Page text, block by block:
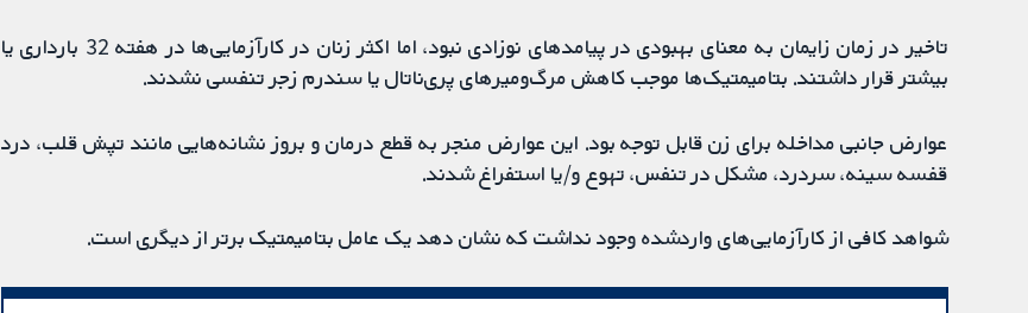
تاخیر در زمان زایمان به معنای بهبودی در پیامدهای نوزادی نبود، اما اکثر زنان در کارآزمایی‌ها در هفته 32 بارداری یا
بیشتر قرار داشتند. بتامیمتیک‌ها موجب کاهش مرگ‌ومیرهای پری‌ناتال یا سندرم زجر تنفسی نشدند.
عوارض جانبی مداخله برای زن قابل توجه بود. این عوارض منجر به قطع درمان و بروز نشانه‌هایی مانند تپش قلب، درد
قفسه سینه، سردرد، مشکل در تنفس، تهوع و/یا استفراغ شدند.
شواهد کافی از کارآزمایی‌های واردشده وجود نداشت که نشان دهد یک عامل بتامیمتیک برتر از دیگری است.